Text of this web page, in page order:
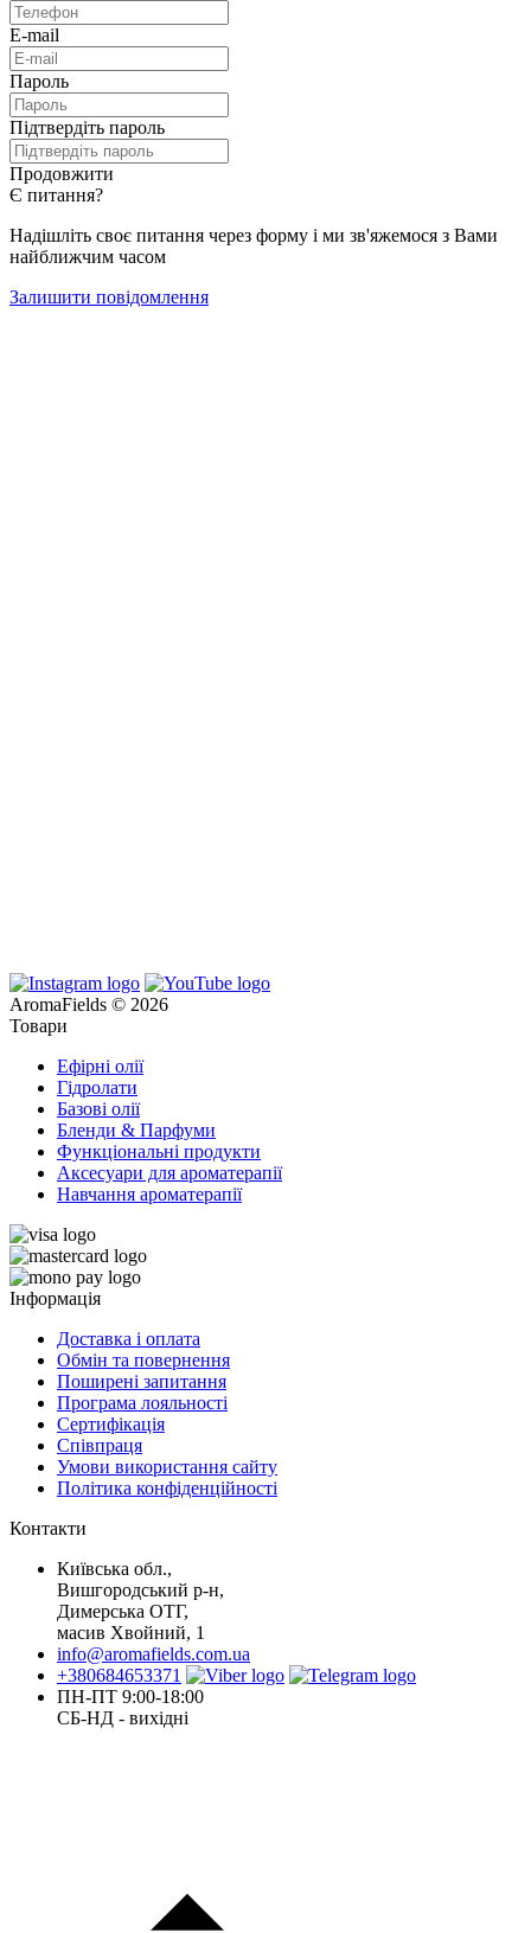
E-mail
Пароль
Підтвердіть пароль
Продовжити
Є питання?
Надішліть своє питання через форму і ми зв'яжемося з Вами
найближчим часом
Залишити повідомлення
AromaFields © 2026
Товари
Ефірні олії
Гідролати
Базові олії
Бленди & Парфуми
Функціональні продукти
Аксесуари для ароматерапії
Навчання ароматерапії
Інформація
Доставка і оплата
Обмін та повернення
Поширені запитання
Програма лояльності
Сертифікація
Співпраця
Умови використання сайту
Політика конфіденційності
Контакти
Київська обл.,
Вишгородський р-н,
Димерська ОТГ,
масив Хвойний, 1
info@aromafields.com.ua
+380684653371
ПН-ПТ 9:00-18:00
СБ-НД - вихідні